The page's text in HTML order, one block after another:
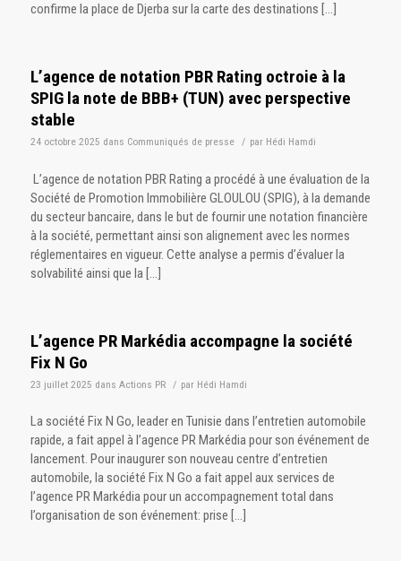
confirme la place de Djerba sur la carte des destinations […]
L’agence de notation PBR Rating octroie à la
SPIG la note de BBB+ (TUN) avec perspective
stable
24 octobre 2025 dans Communiqués de presse / par Hédi Hamdi
L’agence de notation PBR Rating a procédé à une évaluation de la
Société de Promotion Immobilière GLOULOU (SPIG), à la demande
du secteur bancaire, dans le but de fournir une notation financière
à la société, permettant ainsi son alignement avec les normes
réglementaires en vigueur. Cette analyse a permis d’évaluer la
solvabilité ainsi que la […]
L’agence PR Markédia accompagne la société
Fix N Go
23 juillet 2025 dans Actions PR / par Hédi Hamdi
La société Fix N Go, leader en Tunisie dans l’entretien automobile
rapide, a fait appel à l’agence PR Markédia pour son événement de
lancement. Pour inaugurer son nouveau centre d’entretien
automobile, la société Fix N Go a fait appel aux services de
l’agence PR Markédia pour un accompagnement total dans
l’organisation de son événement: prise […]